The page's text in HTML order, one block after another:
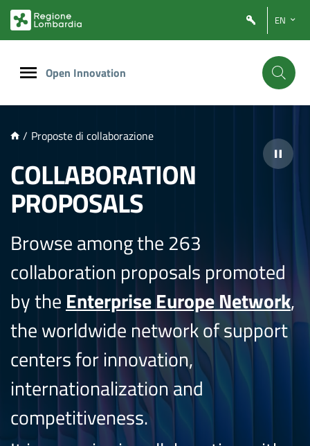
PRINCIPALE
EN
Open Innovation
/ Proposte di collaborazione
COLLABORATION
PROPOSALS
Browse among the 263
collaboration proposals promoted
by the Enterprise Europe Network,
the worldwide network of support
centers for innovation,
internationalization and
competitiveness.